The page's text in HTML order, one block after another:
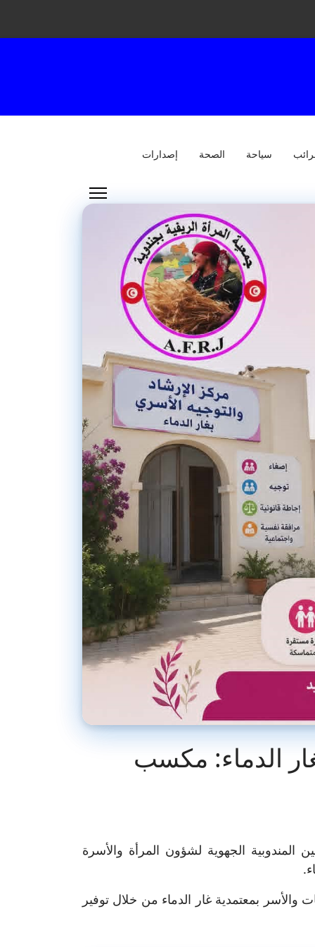
سياحة الصحة إصدارات
الدماء: مكسب
المندوبية الجهوية لشؤون المرأة والأسرة
والأسر بمعتمدية غار الدماء من خلال توفير